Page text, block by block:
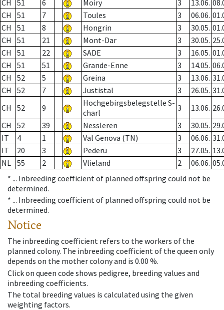
CH 51 6 Moiry 3 13.06.
CH
51 7 Toules 3 06.06.
CH
51 8 Hongrin 3 30.05.
CH
51 21 Mont-Dar 3 30.05.
CH
51 22 SADE 3 16.05.
CH
51 51 Grande-Enne 3 14.05.
CH
52 5 Greina 3 13.06.
CH
52 7 Justistal 3 26.05.
CH
52 9
Hochgebirgsbelegstelle S-
charl
3 13.06.
CH
52 39 Nessleren 3 30.05.
IT
4 1 Val Genova (TN) 3 06.06.
IT
20 3 Pederü 3 27.05.
NL 55 2 Vlieland 2 06.06.
* ... Inbreeding coefficient of planned offspring could not be
determined.
* ... Inbreeding coefficient of planned offspring could not be
determined.
Notice
The inbreeding coefficient refers to the workers of the
planned colony. The inbreeding coefficient of the queen only
depends on the mother colony and is 0.00 %.
Click on queen code shows pedigree, breeding values and
inbreeding coefficients.
The total breeding values is calculated using the given
weighting factors.